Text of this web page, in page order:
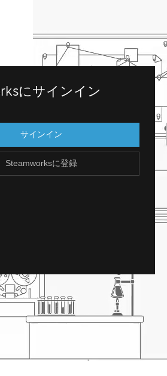
にサインイン
サインイン
Steamworksに登録
Steamworksに登録
にアクセスします。Steamアカ
持っていませんか？アカウント
は、簡単に無料で作成できます！